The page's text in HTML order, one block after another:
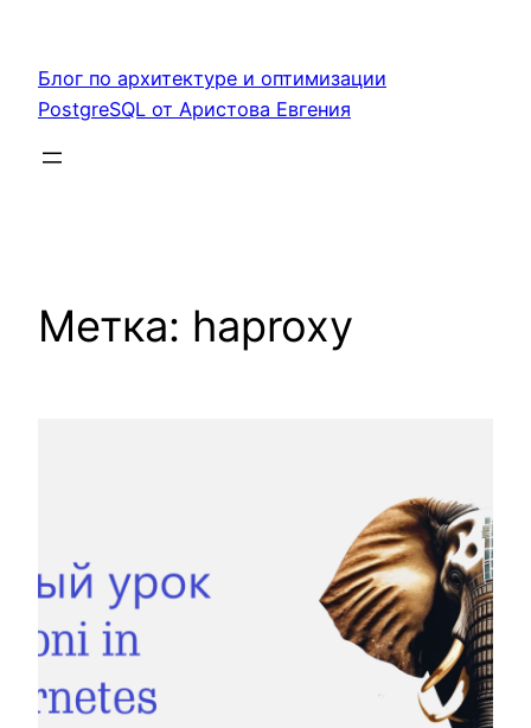
содержимому
Блог по архитектуре и оптимизации
PostgreSQL от Аристова Евгения
Метка: haproxy